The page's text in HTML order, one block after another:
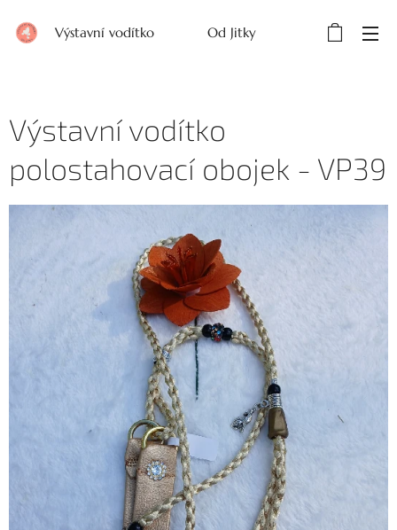
Výstavní vodítko Od Jitky
Výstavní vodítko
polostahovací obojek - VP39